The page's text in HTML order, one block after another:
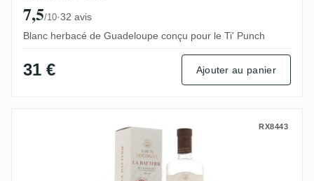
7,5/10·32 avis
Blanc herbacé de Guadeloupe conçu pour le Ti' Punch
31 € Ajouter au panier
Bologne La Batterie 2019 RX8443